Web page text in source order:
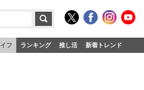
フ ランキング 推し活 新着トレンド